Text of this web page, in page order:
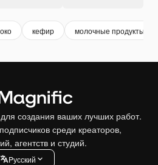
кефир молочные продукты
создания ваших лучших работ.
среди креаторов,
агентств и студий.
Pусский